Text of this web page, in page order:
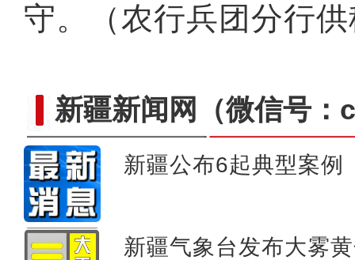
守。（农行兵团分行
新疆新闻网 （微信号
新疆公布6起典型案例
新疆气象台发布大雾
新疆轮台北山迎来今冬首场降